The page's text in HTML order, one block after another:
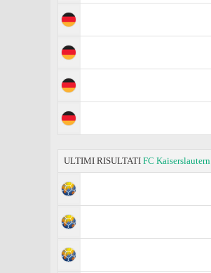
ULTIMI RISULTATI FC Kaiserslautern